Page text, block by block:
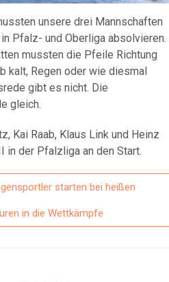
unsere drei Mannschaften
Pfalz- und Oberliga absolvieren.
mussten die Pfeile Richtung
kalt, Regen oder wie diesmal
gibt es nicht. Die
gleich.
Kai Raab, Klaus Link und Heinz
in der Pfalzliga an den Start.
starten bei heißen
in die Wettkämpfe